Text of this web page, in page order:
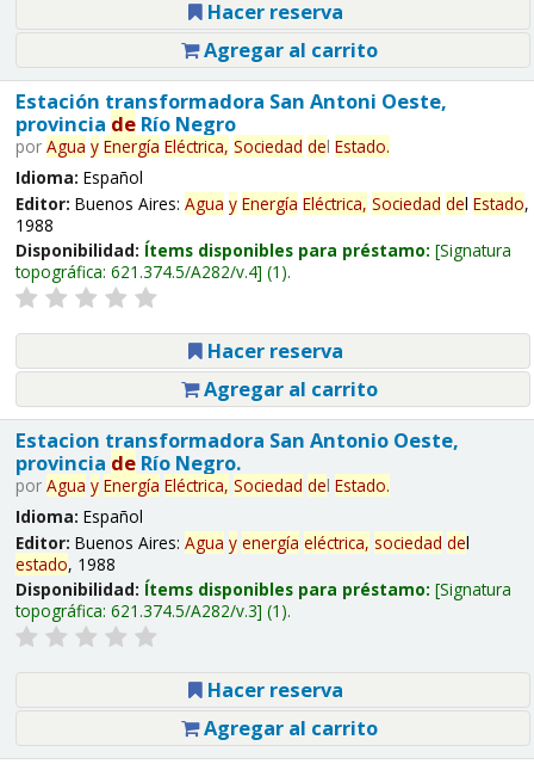
Hacer reserva
Agregar al carrito
Estación transformadora San Antoni Oeste,
provincia deRío Negro
por Agua y Energía Eléctrica, Sociedad del Estado.
Idioma: Español
Editor: Buenos Aires: Agua y Energía Eléctrica, Sociedad del Estado,
1988
Disponibilidad: Ítems disponibles para préstamo: Signatura
topográfica: 621.374.5/A282/v.4 (1).
Hacer reserva
Agregar al carrito
Estacion transformadora San Antonio Oeste,
provincia deRío Negro.
por Agua y Energía Eléctrica, Sociedad del Estado.
Idioma: Español
Editor: Buenos Aires: Agua y energía eléctrica, sociedad del
estado, 1988
Disponibilidad: Ítems disponibles para préstamo: Signatura
topográfica: 621.374.5/A282/v.3 (1).
Hacer reserva
Agregar al carrito